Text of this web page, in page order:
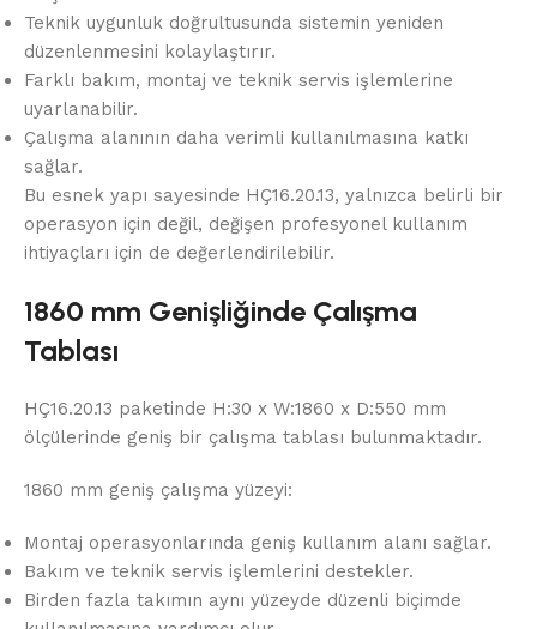
Teknik uygunluk doğrultusunda sistemin yeniden
düzenlenmesini kolaylaştırır.
Farklı bakım, montaj ve teknik servis işlemlerine
uyarlanabilir.
Çalışma alanının daha verimli kullanılmasına katkı
sağlar.
Bu esnek yapı sayesinde HÇ16.20.13, yalnızca belirli bir
operasyon için değil, değişen profesyonel kullanım
ihtiyaçları için de değerlendirilebilir.
1860 mm Genişliğinde Çalışma
Tablası
HÇ16.20.13 paketinde H:30 x W:1860 x D:550 mm
ölçülerinde geniş bir çalışma tablası bulunmaktadır.
1860 mm geniş çalışma yüzeyi:
Montaj operasyonlarında geniş kullanım alanı sağlar.
Bakım ve teknik servis işlemlerini destekler.
Birden fazla takımın aynı yüzeyde düzenli biçimde